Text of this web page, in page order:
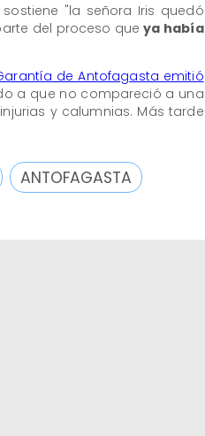
"la señora Iris quedó
del proceso que ya había
de Antofagasta emitió
a que no compareció a una
y calumnias. Más tarde
ANTOFAGASTA